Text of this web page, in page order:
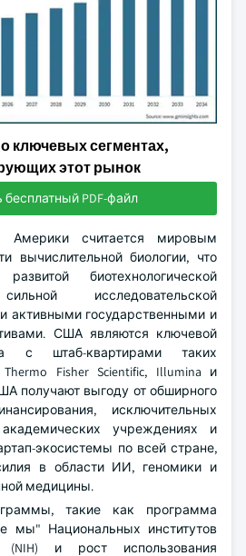
ключевых сегментах,
этот рынок
бесплатный PDF-файл
Америки считается мировым
вычислительной биологии, что
биотехнологической
исследовательской
активными государственными и
США являются ключевой
с штаб-квартирами таких
Fisher Scientific, Illumina и
получают выгоду от обширного
исключительных
учреждениях и
экосистемы по всей стране,
в области ИИ, геномики и
медицины.
такие как программа
мы" Национальных институтов
(NIH) и рост использования